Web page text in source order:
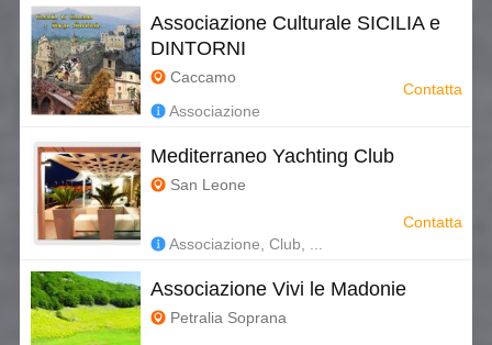
Associazione Culturale SICILIA e
DINTORNI
Caccamo
Associazione
Contatta
Mediterraneo Yachting Club
San Leone
Associazione, Club, ...
Contatta
Associazione Vivi le Madonie
Petralia Soprana